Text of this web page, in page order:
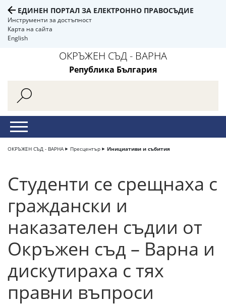
ЕДИНЕН ПОРТАЛ ЗА ЕЛЕКТРОННО ПРАВОСЪДИЕ
Инструменти за достъпност
Карта на сайта
English
ОКРЪЖЕН СЪД - ВАРНА
Република България
ОКРЪЖЕН СЪД - ВАРНА Пресцентър Инициативи и събития
Студенти се срещнаха с
граждански и
наказателен съдии от
Окръжен съд – Варна и
дискутираха с тях
правни въпроси